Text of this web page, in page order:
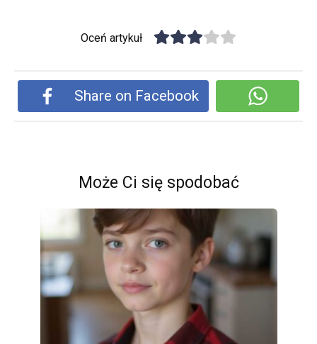
Oceń artykuł
Share on Facebook
Może Ci się spodobać